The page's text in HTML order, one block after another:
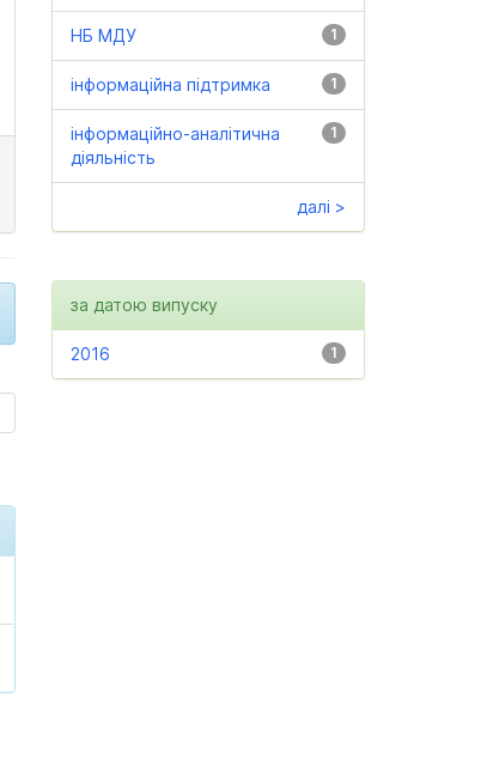
1
НБ МДУ
1
інформаційна підтримка
1
інформаційно-аналітична
діяльність
далі >
за датою випуску
1
2016